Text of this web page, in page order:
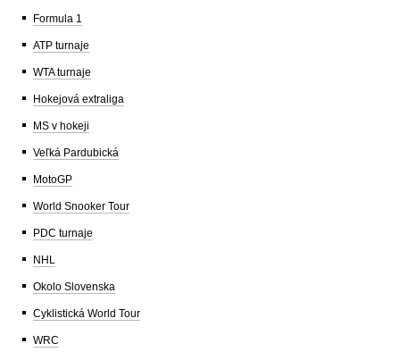
Formula 1
ATP turnaje
WTA turnaje
Hokejová extraliga
MS v hokeji
Veľká Pardubická
MotoGP
World Snooker Tour
PDC turnaje
NHL
Okolo Slovenska
Cyklistická World Tour
WRC